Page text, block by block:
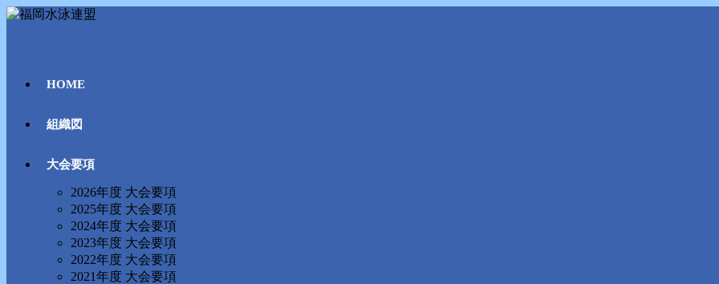
コ
HOME
組織図
大会要項
2026年度 大会要項
2025年度 大会要項
2024年度 大会要項
2023年度 大会要項
2022年度 大会要項
2021年度 大会要項